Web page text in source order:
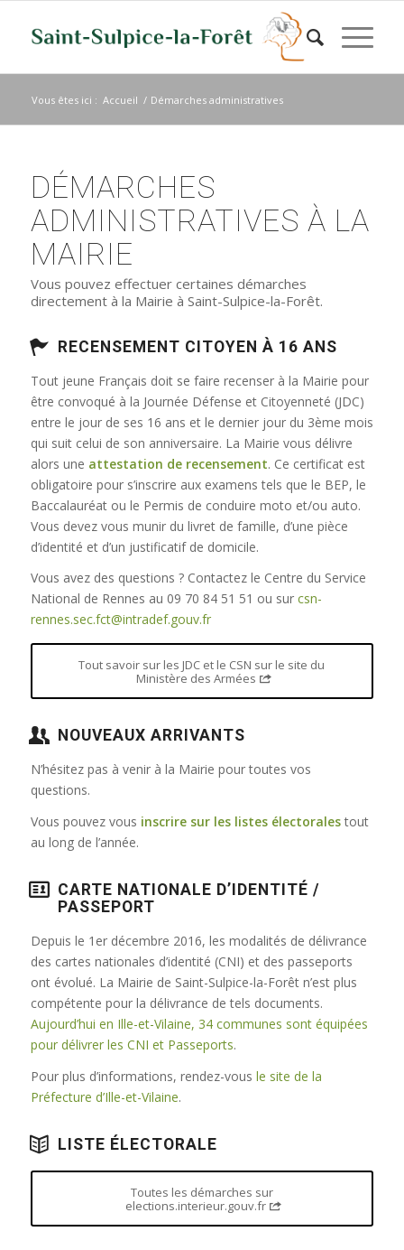
Vous êtes ici : Accueil / Démarches administratives
DÉMARCHES
ADMINISTRATIVES À LA
MAIRIE
Vous pouvez effectuer certaines démarches
directement à la Mairie à Saint-Sulpice-la-Forêt.
RECENSEMENT CITOYEN À 16 ANS
Tout jeune Français doit se faire recenser à la Mairie pour
être convoqué à la Journée Défense et Citoyenneté (JDC)
entre le jour de ses 16 ans et le dernier jour du 3ème mois
qui suit celui de son anniversaire. La Mairie vous délivre
alors une attestation de recensement. Ce certificat est
obligatoire pour s’inscrire aux examens tels que le BEP, le
Baccalauréat ou le Permis de conduire moto et/ou auto.
Vous devez vous munir du livret de famille, d’une pièce
d’identité et d’un justificatif de domicile.
Vous avez des questions ? Contactez le Centre du Service
National de Rennes au 09 70 84 51 51 ou sur csn-
rennes.sec.fct@intradef.gouv.fr
Tout savoir sur les JDC et le CSN sur le site du
Ministère des Armées
NOUVEAUX ARRIVANTS
N’hésitez pas à venir à la Mairie pour toutes vos
questions.
Vous pouvez vous inscrire sur les listes électoralestout
au long de l’année.
CARTE NATIONALE D’IDENTITÉ /
PASSEPORT
Depuis le 1er décembre 2016, les modalités de délivrance
des cartes nationales d’identité (CNI) et des passeports
ont évolué. La Mairie de Saint-Sulpice-la-Forêt n’est plus
compétente pour la délivrance de tels documents.
Aujourd’hui en Ille-et-Vilaine, 34 communes sont équipées
pour délivrer les CNI et Passeports.
Pour plus d’informations, rendez-vous le site de la
Préfecture d’Ille-et-Vilaine.
LISTE ÉLECTORALE
Toutes les démarches sur
elections.interieur.gouv.fr